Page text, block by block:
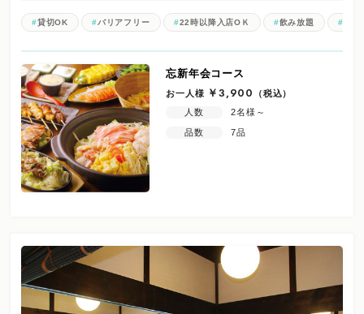
貸切OK バリアフリー 22時以降入店OＫ 飲み放題
忘新年会コース
お一人様 ￥3,900
（税込）
人数
2名様～
品数 7品